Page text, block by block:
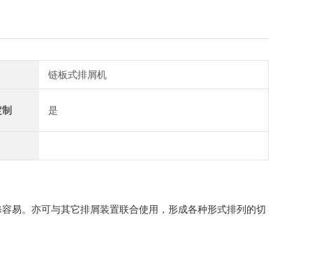
链板式排屑机
是
。亦可与其它排屑装置联合使用，形成各种形式排列的切